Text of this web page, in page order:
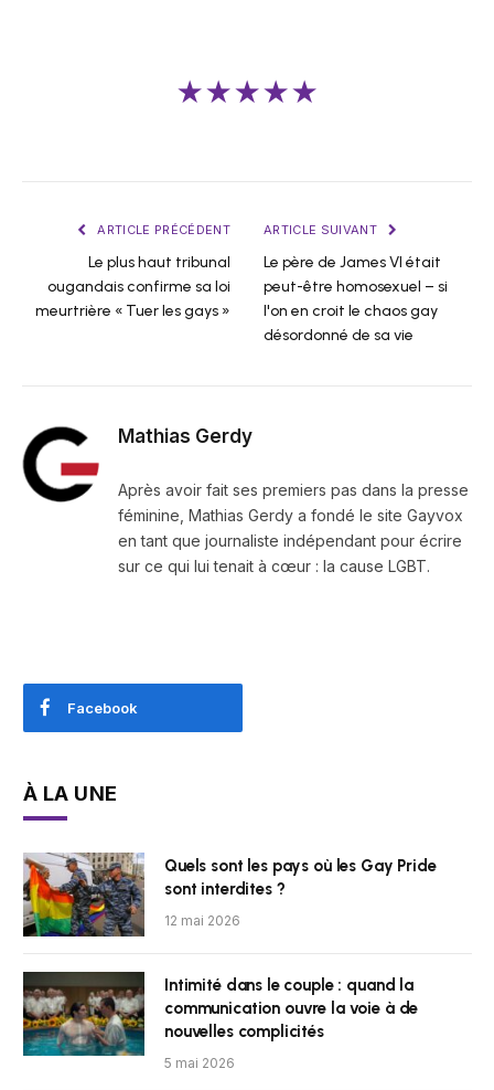
★★★★★
ARTICLE PRÉCÉDENT
Le plus haut tribunal
ougandais confirme sa loi
meurtrière « Tuer les gays »
ARTICLE SUIVANT
Le père de James VI était
peut-être homosexuel – si
l'on en croit le chaos gay
désordonné de sa vie
Mathias Gerdy
Après avoir fait ses premiers pas dans la presse
féminine, Mathias Gerdy a fondé le site Gayvox
en tant que journaliste indépendant pour écrire
sur ce qui lui tenait à cœur : la cause LGBT.
Facebook
À LA UNE
Quels sont les pays où les Gay Pride
sont interdites ?
12 mai 2026
Intimité dans le couple : quand la
communication ouvre la voie à de
nouvelles complicités
5 mai 2026